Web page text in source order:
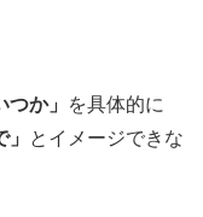
つか」
を具体的に
とイメージできな